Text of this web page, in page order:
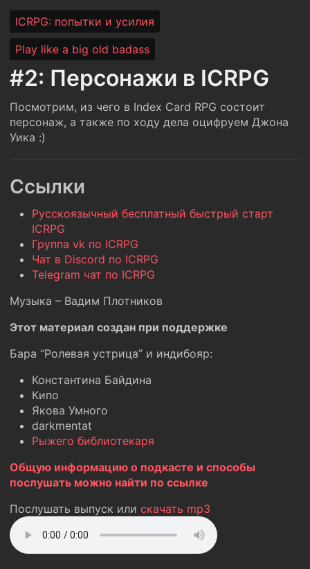
ICRPG: попытки и усилия
Play like a big old badass
#2: Персонажи в ICRPG
Посмотрим, из чего в Index Card RPG состоит
персонаж, а также по ходу дела оцифруем Джона
Уика :)
Ссылки
Русскоязычный бесплатный быстрый старт
ICRPG
Группа vk по ICRPG
Чат в Discord по ICRPG
Telegram чат по ICRPG
Музыка – Вадим Плотников
Этот материал создан при поддержке
Бара “Ролевая устрица” и индибояр:
Константина Байдина
Кипо
Якова Умного
darkmentat
Рыжего библиотекаря
Общую информацию о подкасте и способы
послушать можно найти по ссылке
Послушать выпуск или скачать mp3